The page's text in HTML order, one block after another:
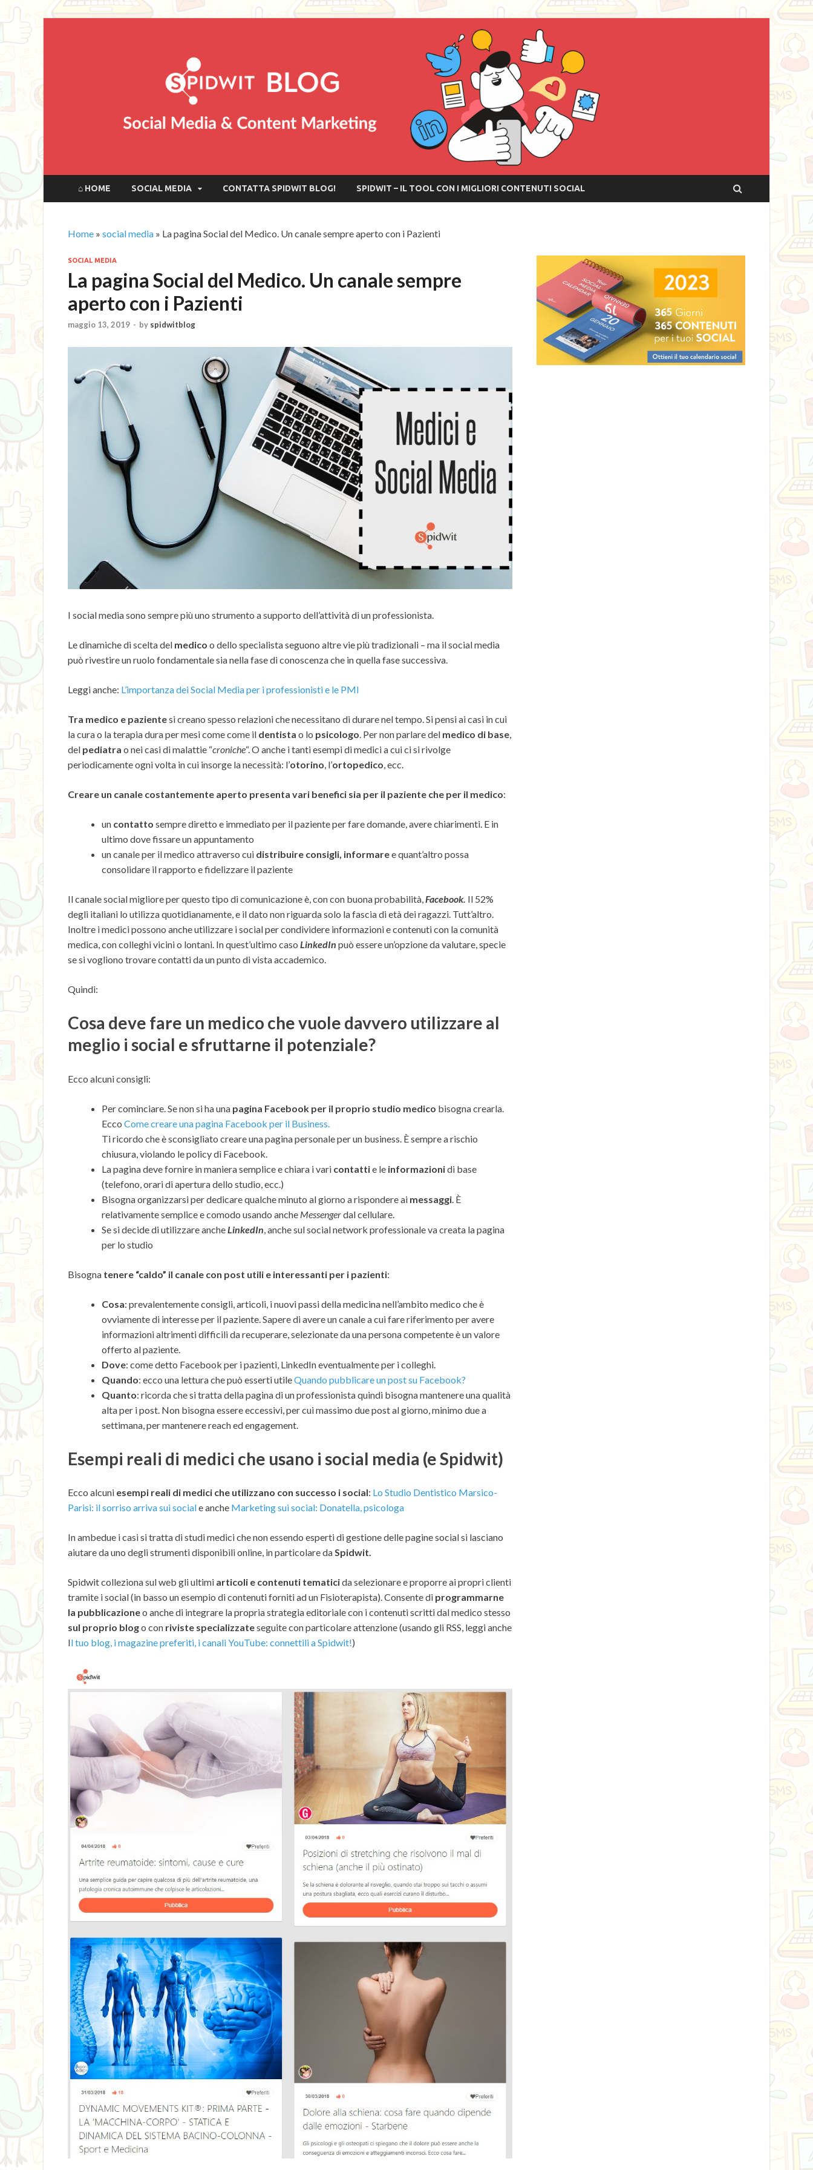
⌂ HOME SOCIAL MEDIA CONTATTA SPIDWIT BLOG! SPIDWIT – IL TOOL CON I MIGLIORI CONTENUTI SOCIAL
Home » social media » La pagina Social del Medico. Un canale sempre aperto con i Pazienti
SOCIAL MEDIA
La pagina Social del Medico. Un canale sempre
aperto con i Pazienti
maggio 13, 2019 - by spidwitblog
I social media sono sempre più uno strumento a supporto dell’attività di un professionista.
Le dinamiche di scelta del medico o dello specialista seguono altre vie più tradizionali – ma il social media
può rivestire un ruolo fondamentale sia nella fase di conoscenza che in quella fase successiva.
Leggi anche: L’importanza dei Social Media per i professionisti e le PMI
Tra medico e pazientesi creano spesso relazioni che necessitano di durare nel tempo. Si pensi ai casi in cui
la cura o la terapia dura per mesi come come il dentista o lo psicologo. Per non parlare del medico di base,
del pediatra o nei casi di malattie “croniche“. O anche i tanti esempi di medici a cui ci si rivolge
periodicamente ogni volta in cui insorge la necessità: l’otorino, l’ortopedico, ecc.
Creare un canale costantemente aperto presenta vari benefici sia per il paziente che per il medico:
un contatto sempre diretto e immediato per il paziente per fare domande, avere chiarimenti. E in
ultimo dove fissare un appuntamento
un canale per il medico attraverso cui distribuire consigli, informaree quant’altro possa
consolidare il rapporto e fidelizzare il paziente
Il canale social migliore per questo tipo di comunicazione è, con con buona probabilità,Facebook. Il 52%
degli italiani lo utilizza quotidianamente, e il dato non riguarda solo la fascia di età dei ragazzi. Tutt’altro.
Inoltre i medici possono anche utilizzare i social per condividere informazioni e contenuti con la comunità
medica, con colleghi vicini o lontani. In quest’ultimo caso LinkedIn può essere un’opzione da valutare, specie
se si vogliono trovare contatti da un punto di vista accademico.
Quindi:
Cosa deve fare un medico che vuole davvero utilizzare al
meglio i social e sfruttarne il potenziale?
Ecco alcuni consigli:
Per cominciare. Se non si ha una pagina Facebook per il proprio studio medico bisogna crearla.
Ecco Come creare una pagina Facebook per il Business.
Ti ricordo che è sconsigliato creare una pagina personale per un business. È sempre a rischio
chiusura, violando le policy di Facebook.
La pagina deve fornire in maniera semplice e chiara i vari contattie le informazionidi base
(telefono, orari di apertura dello studio, ecc.)
Bisogna organizzarsi per dedicare qualche minuto al giorno a rispondere ai messaggi . È
relativamente semplice e comodo usando anche Messengerdal cellulare.
Se si decide di utilizzare anche LinkedIn , anche sul social network professionale va creata la pagina
per lo studio
Bisogna tenere “caldo” il canale con post utili e interessanti per i pazienti:
Cosa: prevalentemente consigli, articoli, i nuovi passi della medicina nell’ambito medico che è
ovviamente di interesse per il paziente. Sapere di avere un canale a cui fare riferimento per avere
informazioni altrimenti difficili da recuperare, selezionate da una persona competente è un valore
offerto al paziente.
Dove: come detto Facebook per i pazienti, LinkedIn eventualmente per i colleghi.
Quando: ecco una lettura che può esserti utileQuando pubblicare un post su Facebook?
Quanto: ricorda che si tratta della pagina di un professionista quindi bisogna mantenere una qualità
alta per i post. Non bisogna essere eccessivi, per cui massimo due post al giorno, minimo due a
settimana, per mantenere reach ed engagement.
Esempi reali di medici che usano i social media (e Spidwit)
Ecco alcuni esempi reali di medici che utilizzano con successo i social: Lo Studio Dentistico Marsico-
Parisi: il sorriso arriva sui sociale anche Marketing sui social: Donatella, psicologa
In ambedue i casi si tratta di studi medici che non essendo esperti di gestione delle pagine social si lasciano
aiutare da uno degli strumenti disponibili online, in particolare daSpidwit.
Spidwit colleziona sul web gli ultimi articoli e contenuti tematicida selezionare e proporre ai propri clienti
tramite i social (in basso un esempio di contenuti forniti ad un Fisioterapista). Consente di programmarne
la pubblicazioneo anche di integrare la propria strategia editoriale con i contenuti scritti dal medico stesso
sul proprio blogo con riviste specializzateseguite con particolare attenzione (usando gli RSS, leggi anche
Il tuo blog, i magazine preferiti, i canali YouTube: connettili a Spidwit!)